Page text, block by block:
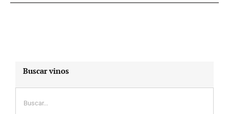
Buscar vinos